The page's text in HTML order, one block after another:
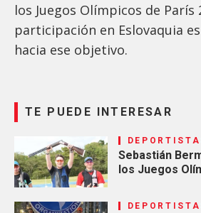
los Juegos Olímpicos de París
participación en Eslovaquia
hacia ese objetivo.
TE PUEDE INTERESAR
Sebastián
los Juegos